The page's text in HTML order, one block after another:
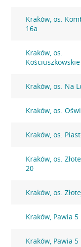
Kraków, os.
16a
Kraków, os.
Kraków, os. Na
Kraków, os.
Kraków, os.
Kraków, os.
20
Kraków, os.
Kraków, Pawia 5
Kraków, Pawia 5